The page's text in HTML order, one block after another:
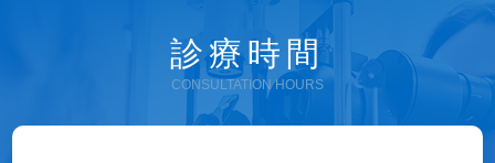
診療時間
CONSULTATION HOURS